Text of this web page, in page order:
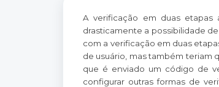
A verificação em duas etapas
drasticamente a possibilidade
com a verificação em duas
de usuário, mas também teriam
que é enviado um código de
configurar outras formas de